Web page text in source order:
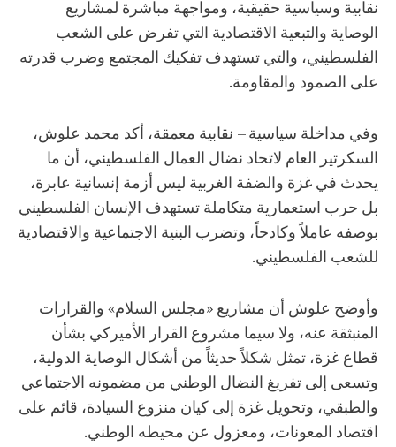
نقابية وسياسية حقيقية، ومواجهة مباشرة لمشاريع
الوصاية والتبعية الاقتصادية التي تفرض على الشعب
الفلسطيني، والتي تستهدف تفكيك المجتمع وضرب قدرته
على الصمود والمقاومة.
وفي مداخلة سياسية – نقابية معمقة، أكد محمد علوش،
السكرتير العام لاتحاد نضال العمال الفلسطيني، أن ما
يحدث في غزة والضفة الغربية ليس أزمة إنسانية عابرة،
بل حرب استعمارية متكاملة تستهدف الإنسان الفلسطيني
بوصفه عاملاً وكادحاً، وتضرب البنية الاجتماعية والاقتصادية
للشعب الفلسطيني.
وأوضح علوش أن مشاريع «مجلس السلام» والقرارات
المنبثقة عنه، ولا سيما مشروع القرار الأميركي بشأن
قطاع غزة، تمثل شكلاً حديثاً من أشكال الوصاية الدولية،
وتسعى إلى تفريغ النضال الوطني من مضمونه الاجتماعي
والطبقي، وتحويل غزة إلى كيان منزوع السيادة، قائم على
اقتصاد المعونات، ومعزول عن محيطه الوطني.